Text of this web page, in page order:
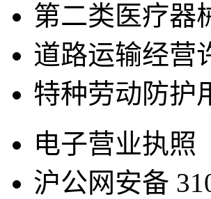
第二类医疗器
道路运输经营
特种劳动防护
电子营业执照
沪公网安备